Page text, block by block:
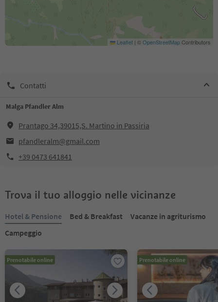
Leaflet | ©OpenStreetMapContributors
Contatti
Malga Pfandler Alm
Prantago 34,39015,S. Martino in Passiria
pfandleralm@gmail.com
+39 0473 641841
Trova il tuo alloggio nelle vicinanze
Hotel & Pensione Bed & Breakfast
Vacanze in agriturismo
Campeggio
Prenotabile online Prenotabile online